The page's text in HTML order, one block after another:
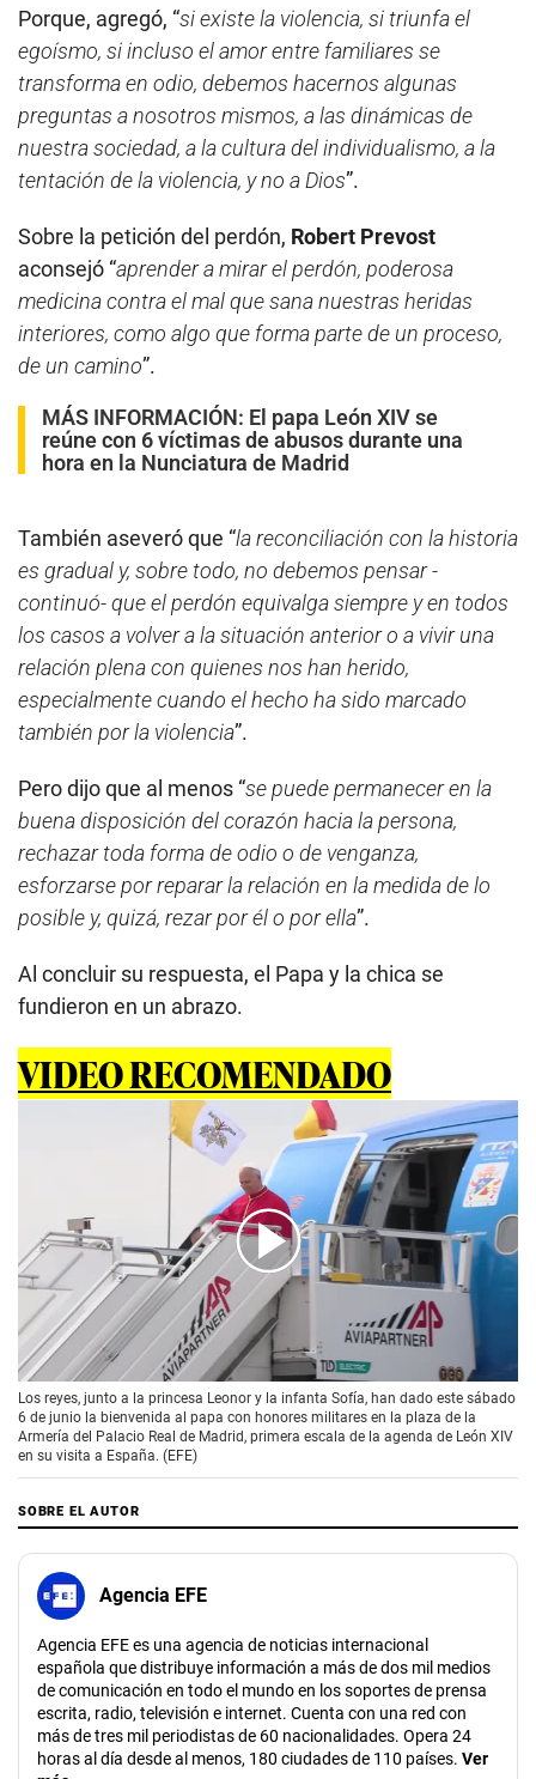
Porque, agregó, “si existe la violencia, si triunfa el
egoísmo, si incluso el amor entre familiares se
transforma en odio, debemos hacernos algunas
preguntas a nosotros mismos, a las dinámicas de
nuestra sociedad, a la cultura del individualismo, a la
tentación de la violencia, y no a Dios”.
Sobre la petición del perdón, Robert Prevost
aconsejó “aprender a mirar el perdón, poderosa
medicina contra el mal que sana nuestras heridas
interiores, como algo que forma parte de un proceso,
de un camino”.
MÁS INFORMACIÓN: El papa León XIV se
reúne con 6 víctimas de abusos durante una
hora en la Nunciatura de Madrid
También aseveró que “la reconciliación con la historia
es gradual y, sobre todo, no debemos pensar -
continuó- que el perdón equivalga siempre y en todos
los casos a volver a la situación anterior o a vivir una
relación plena con quienes nos han herido,
especialmente cuando el hecho ha sido marcado
también por la violencia”.
Pero dijo que al menos “se puede permanecer en la
buena disposición del corazón hacia la persona,
rechazar toda forma de odio o de venganza,
esforzarse por reparar la relación en la medida de lo
posible y, quizá, rezar por él o por ella”.
Al concluir su respuesta, el Papa y la chica se
fundieron en un abrazo.
VIDEO RECOMENDADO
00:00 02:40
Los reyes, junto a la princesa Leonor y la infanta Sofía, han dado este sábado
6 de junio la bienvenida al papa con honores militares en la plaza de la
Armería del Palacio Real de Madrid, primera escala de la agenda de León XIV
en su visita a España. (EFE)
SOBRE EL AUTOR
Agencia EFE
Agencia EFE es una agencia de noticias internacional
española que distribuye información a más de dos mil medios
de comunicación en todo el mundo en los soportes de prensa
escrita, radio, televisión e internet. Cuenta con una red con
más de tres mil periodistas de 60 nacionalidades. Opera 24
horas al día desde al menos, 180 ciudades de 110 países. Ver